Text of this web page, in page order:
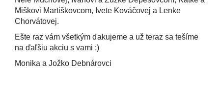
Miškovi Martiškovcom, Ivete Kováčovej a Lenke
Chorvátovej.
Ešte raz vám všetkým ďakujeme a už teraz sa tešíme
na ďaľšiu akciu s vami :)
Monika a Jožko Debnárovci